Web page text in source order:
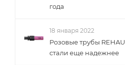
года
18 января 2022
Розовые трубы REHAU
стали еще надежнее